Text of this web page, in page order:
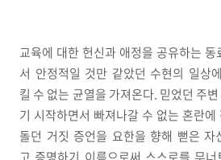
교육에 대한 헌신과 애정을 공유하는
서 안정적일 것만 같았던 수현의 일상
킬 수 없는 균열을 가져온다. 믿었던 주
기 시작하면서 빠져나갈 수 없는 혼란
돌던 거짓 증언을 요한을 향해 뻗은 자